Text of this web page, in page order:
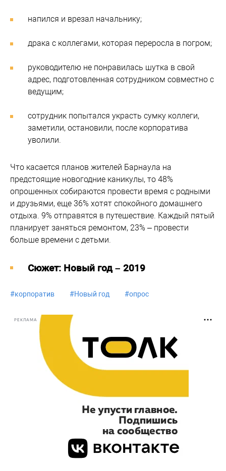
напился и врезал начальнику;
драка с коллегами, которая переросла в погром;
руководителю не понравилась шутка в свой
адрес, подготовленная сотрудником совместно с
ведущим;
сотрудник попытался украсть сумку коллеги,
заметили, остановили, после корпоратива
уволили.
Что касается планов жителей Барнаула на
предстоящие новогодние каникулы, то 48%
опрошенных собираются провести время с родными
и друзьями, еще 36% хотят спокойного домашнего
отдыха. 9% отправятся в путешествие. Каждый пятый
планирует заняться ремонтом, 23% – провести
больше времени с детьми.
Cюжет: Новый год – 2019
#корпоратив #Новый год #опрос
РЕКЛАМА